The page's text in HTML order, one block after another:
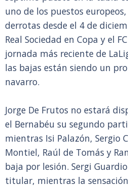
uno de los puestos
derrotas desde el 4 de
Real Sociedad en Copa y el
jornada más reciente de
las bajas están siendo un
navarro.
Jorge De Frutos no estará
el Bernabéu su segundo
mientras Isi Palazón, Sergio
Montiel, Raúl de Tomás y
baja por lesión. Sergi
titular, mientras la